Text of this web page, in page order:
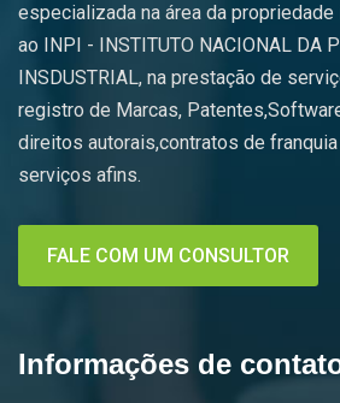
especializada na área da
ao INPI - INSTITUTO NACIONAL DA
INSDUSTRIAL, na prestação de
registro de Marcas,
direitos autorais,contratos de
serviços afins.
FALE COM UM CONSULTOR
Informações de